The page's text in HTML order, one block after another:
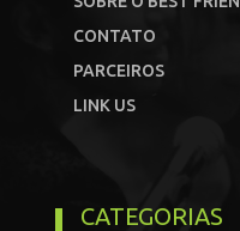
CONTATO
PARCEIROS
LINK US
CATEGORIAS